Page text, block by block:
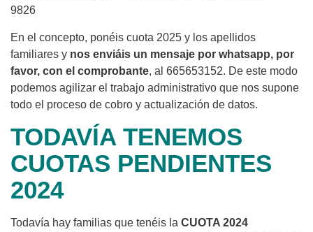
9826
En el concepto, ponéis cuota 2025 y los apellidos
familiares y nos enviáis un mensaje por whatsapp, por
favor, con el comprobante, al 665653152. De este modo
podemos agilizar el trabajo administrativo que nos supone
todo el proceso de cobro y actualización de datos.
TODAVÍA TENEMOS
CUOTAS PENDIENTES
2024
Todavía hay familias que tenéis la CUOTA 2024